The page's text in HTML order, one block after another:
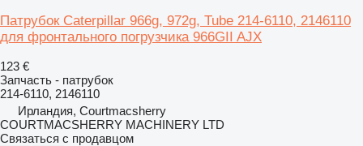
Патрубок Caterpillar 966g, 972g, Tube 214-6110, 2146110
для фронтального погрузчика 966GII AJX
123 €
Запчасть - патрубок
214-6110, 2146110
Ирландия, Courtmacsherry
COURTMACSHERRY MACHINERY LTD
Связаться с продавцом